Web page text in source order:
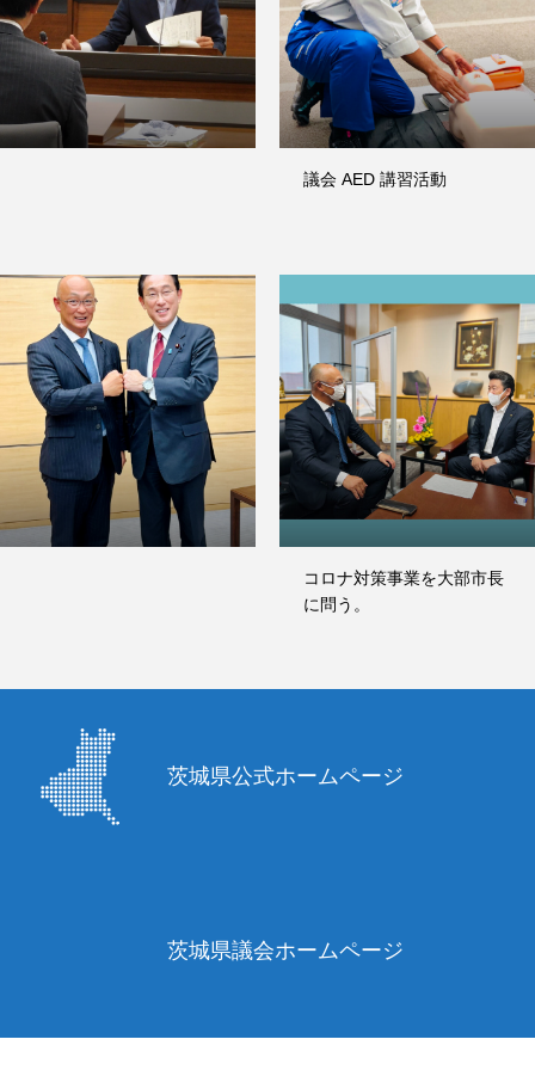
政策
事務所
お知らせ
ホーム プロフィール 事務所 お知らせ
議会 AED 講習活動
コロナ対策事業を大部市長
に問う。
茨城県公式ホームページ
茨城県議会ホームページ